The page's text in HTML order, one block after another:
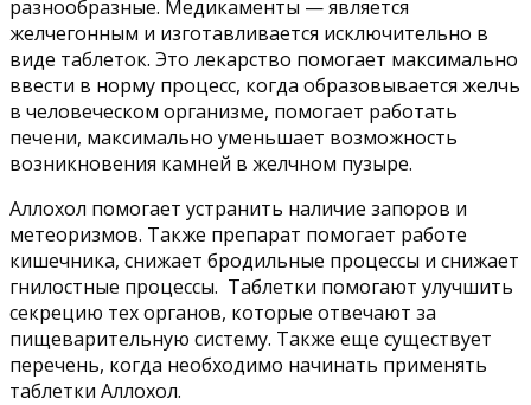
разнообразные. Медикаменты — является
желчегонным и изготавливается исключительно в
виде таблеток. Это лекарство помогает максимально
ввести в норму процесс, когда образовывается желчь
в человеческом организме, помогает работать
печени, максимально уменьшает возможность
возникновения камней в желчном пузыре.
Аллохол помогает устранить наличие запоров и
метеоризмов. Также препарат помогает работе
кишечника, снижает бродильные процессы и снижает
гнилостные процессы. Таблетки помогают улучшить
секрецию тех органов, которые отвечают за
пищеварительную систему. Также еще существует
перечень, когда необходимо начинать применять
таблетки Аллохол.